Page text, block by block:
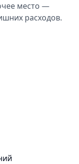
место —
расходов.